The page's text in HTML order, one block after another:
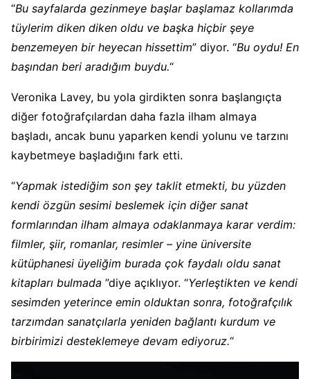
“Bu sayfalarda gezinmeye başlar başlamaz kollarımda
tüylerim diken diken oldu ve başka hiçbir şeye
benzemeyen bir heyecan hissettim” diyor. “Bu oydu! En
başından beri aradığım buydu.“
Veronika Lavey, bu yola girdikten sonra başlangıçta
diğer fotoğrafçılardan daha fazla ilham almaya
başladı, ancak bunu yaparken kendi yolunu ve tarzını
kaybetmeye başladığını fark etti.
“Yapmak istediğim son şey taklit etmekti, bu yüzden
kendi özgün sesimi beslemek için diğer sanat
formlarından ilham almaya odaklanmaya karar verdim:
filmler, şiir, romanlar, resimler – yine üniversite
kütüphanesi üyeliğim burada çok faydalı oldu sanat
kitapları bulmada ”diye açıklıyor. “Yerleştikten ve kendi
sesimden yeterince emin olduktan sonra, fotoğrafçılık
tarzımdan sanatçılarla yeniden bağlantı kurdum ve
birbirimizi desteklemeye devam ediyoruz.“